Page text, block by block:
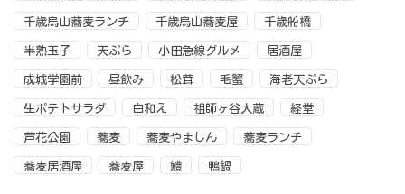
千歳烏山蕎麦ランチ 千歳烏山蕎麦屋 千歳船橋
半熟玉子 天ぷら 小田急線グルメ 居酒屋
成城学園前 昼飲み 松茸 毛蟹 海老天ぷら
生ポテトサラダ 白和え 祖師ヶ谷大蔵 経堂
芦花公園 蕎麦 蕎麦やましん 蕎麦ランチ
蕎麦居酒屋 蕎麦屋 鱧 鴨鍋